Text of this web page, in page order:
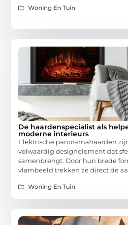
Woning En Tuin
De haardenspecialist als
moderne interieurs
Elektrische panoramahaarden
volwaardig designelement dat
samenbrengt. Door hun brede
vlambeeld trekken ze direct de
Woning En Tuin